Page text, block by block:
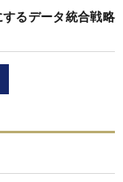
るデータ統合戦略